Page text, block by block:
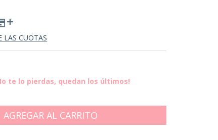
LAS CUOTAS
te lo pierdas, quedan los últimos!